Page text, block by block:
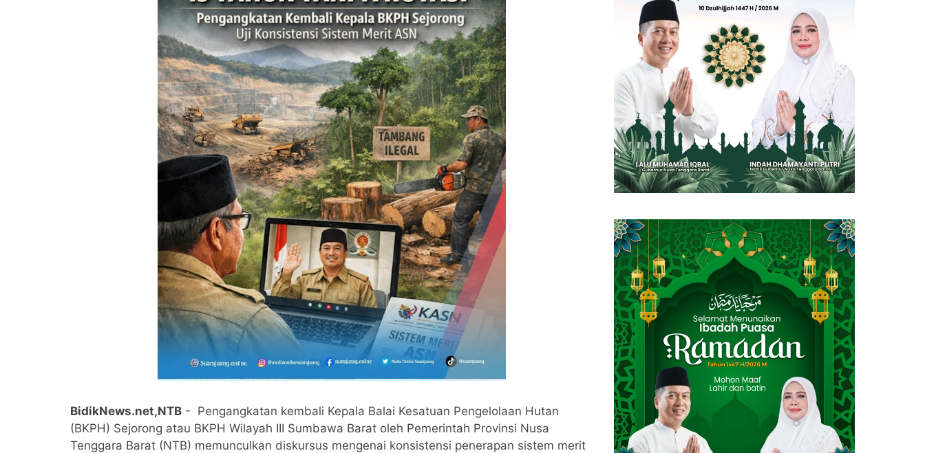
BidikNews.net,NTB - Pengangkatan kembali Kepala Balai Kesatuan Pengelolaan Hutan
(BKPH) Sejorong atau BKPH Wilayah III Sumbawa Barat oleh Pemerintah Provinsi Nusa
Tenggara Barat (NTB) memunculkan diskursus mengenai konsistensi penerapan sistem merit